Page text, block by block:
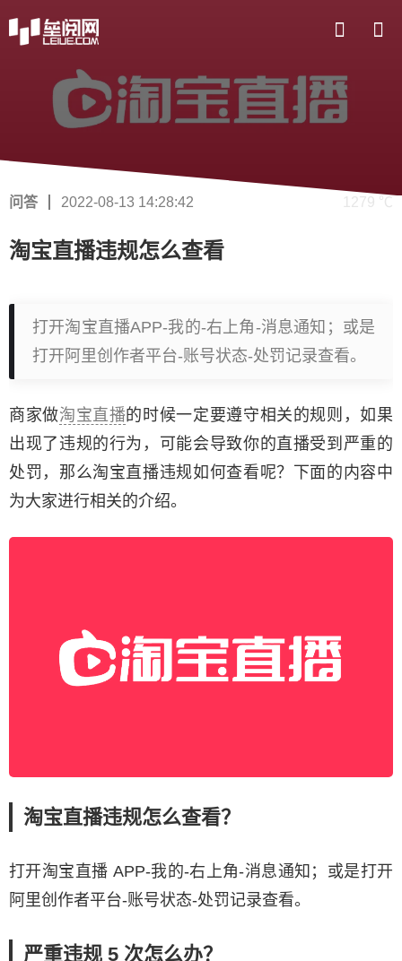
问答 2022-08-13 14:28:42 1279 ℃
淘宝直播违规怎么查看
打开淘宝直播APP-我的-右上角-消息通知；或是
打开阿里创作者平台-账号状态-处罚记录查看。
商家做淘宝直播的时候一定要遵守相关的规则，如果
出现了违规的行为，可能会导致你的直播受到严重的
处罚，那么淘宝直播违规如何查看呢？下面的内容中
为大家进行相关的介绍。
淘宝直播违规怎么查看？
打开淘宝直播 APP-我的-右上角-消息通知；或是打开
阿里创作者平台-账号状态-处罚记录查看。
严重违规 5 次怎么办？